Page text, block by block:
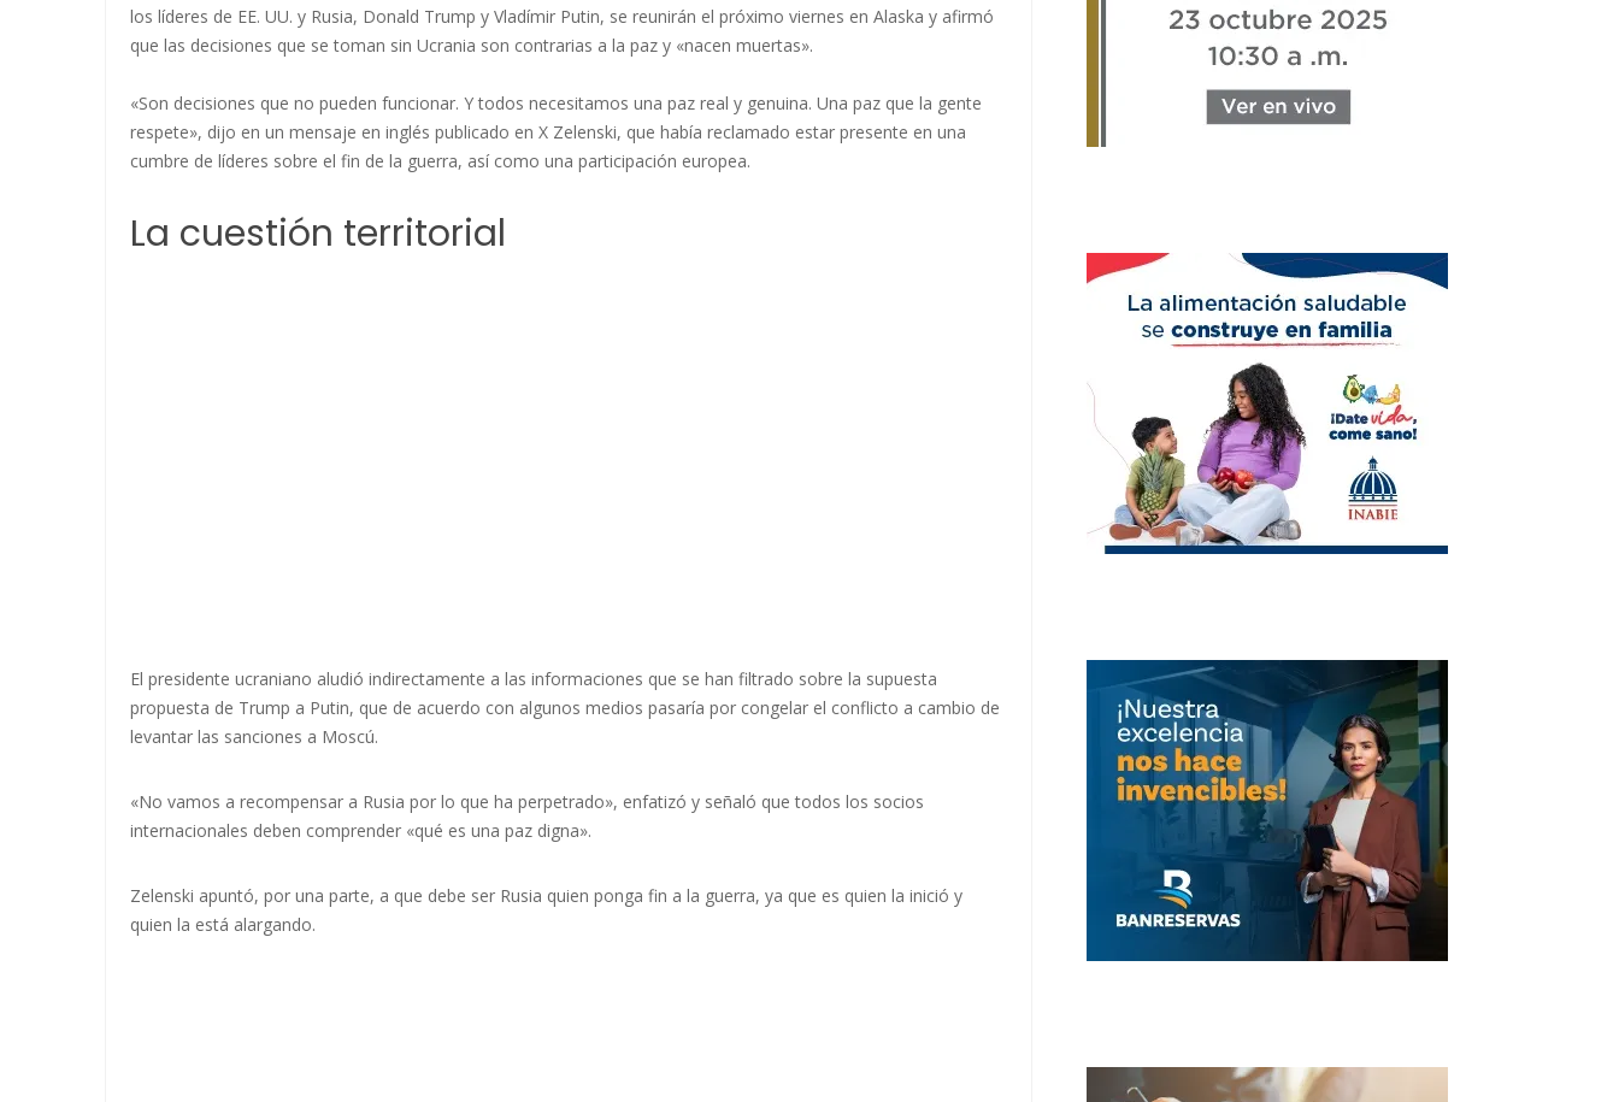
los líderes de EE. UU. y Rusia, Donald Trump y Vladímir Putin, se reunirán el próximo viernes en Alaska y afirmó
que las decisiones que se toman sin Ucrania son contrarias a la paz y «nacen muertas».
«Son decisiones que no pueden funcionar. Y todos necesitamos una paz real y genuina. Una paz que la gente
respete», dijo en un mensaje en inglés publicado en X Zelenski, que había reclamado estar presente en una
cumbre de líderes sobre el fin de la guerra, así como una participación europea.
La cuestión territorial
El presidente ucraniano aludió indirectamente a las informaciones que se han filtrado sobre la supuesta
propuesta de Trump a Putin, que de acuerdo con algunos medios pasaría por congelar el conflicto a cambio de
levantar las sanciones a Moscú.
«No vamos a recompensar a Rusia por lo que ha perpetrado», enfatizó y señaló que todos los socios
internacionales deben comprender «qué es una paz digna».
Zelenski apuntó, por una parte, a que debe ser Rusia quien ponga fin a la guerra, ya que es quien la inició y
quien la está alargando.